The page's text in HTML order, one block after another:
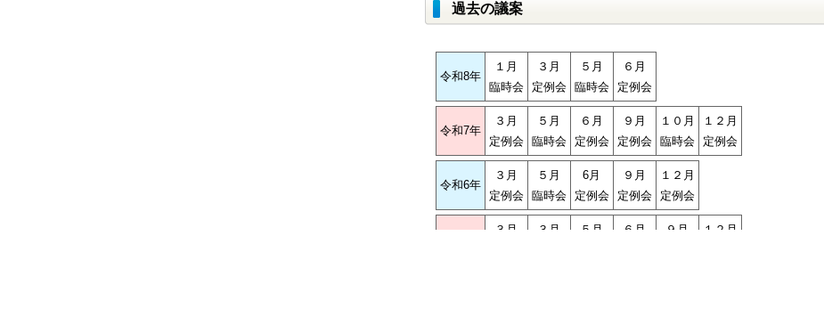
過去の議案
令和8年
１月
臨時会
３月
定例会
５月
臨時会
６月
定例会
令和7年
３月
定例会
５月
臨時会
６月
定例会
９月
定例会
１０月
臨時会
１２月
定例会
令和6年
３月
定例会
５月
臨時会
6月
定例会
９月
定例会
１２月
定例会
３月
３月
５月
６月
９月
１２月